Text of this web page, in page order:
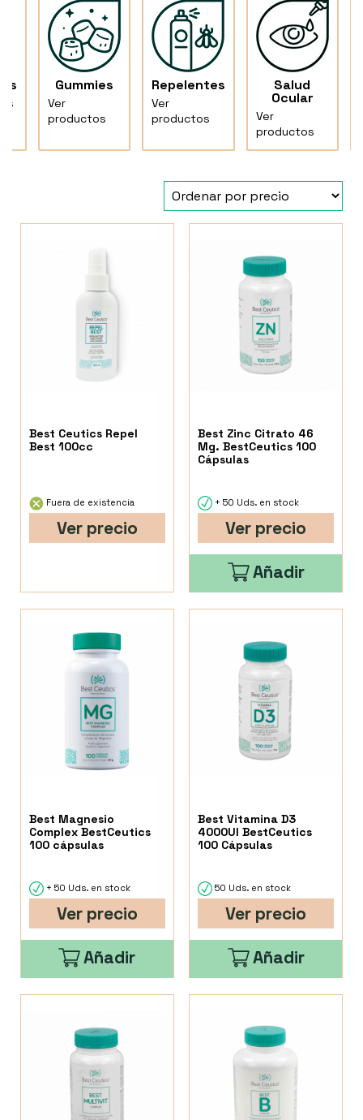
Gummies
Ver
productos
Repelentes
Ver
productos
Salud
Ocular
Ver
productos
Best Ceutics Repel
Best 100cc
Fuera de existencia
Ver precio
Best Zinc Citrato 46
Mg. BestCeutics 100
Cápsulas
+ 50 Uds. en stock
Ver precio
Añadir
Best Magnesio
Complex BestCeutics
100 cápsulas
+ 50 Uds. en stock
Ver precio
Añadir
Best Vitamina D3
4000UI BestCeutics
100 Cápsulas
50 Uds. en stock
Ver precio
Añadir